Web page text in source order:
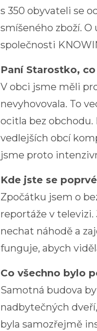
s 350 obyvateli se
smíšeného zboží. O
společnosti
Paní Starostko,
V obci jsme měli
nevyhovovala. To
ocitla bez obchodu.
vedlejších obcí
jsme proto
Kde jste se
Zpočátku jsem o
reportáže v
nechat náhodě a
funguje, abych
Co všechno bylo
Samotná budova
nadbytečných
byla samozřejmě